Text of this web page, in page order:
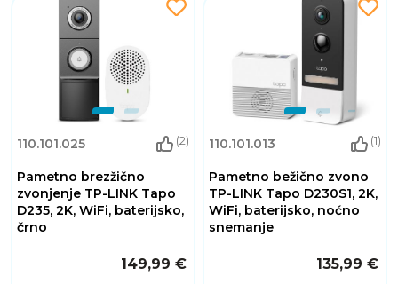
110.101.025 (2)
Pametno brezžično
zvonjenje TP-LINK Tapo
D235, 2K, WiFi, baterijsko,
črno
149,99 €
110.101.013 (1)
Pametno bežično zvono
TP-LINK Tapo D230S1, 2K,
WiFi, baterijsko, noćno
snemanje
135,99 €